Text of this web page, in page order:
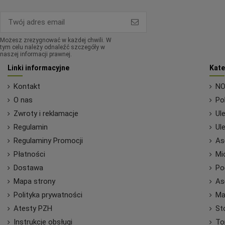
Możesz zrezygnować w każdej chwili. W
tym celu należy odnaleźć szczegóły w
naszej informacji prawnej.
Linki informacyjne
Kontakt
O nas
Zwroty i reklamacje
Regulamin
Regulaminy Promocji
Płatności
Dostawa
Mapa strony
Polityka prywatności
Atesty PZH
Instrukcje obsługi